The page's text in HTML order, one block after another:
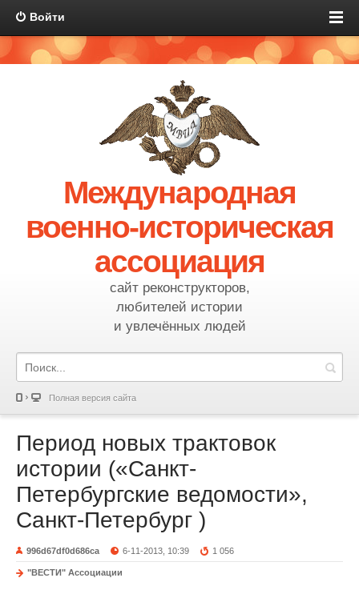
Войти
Международная
военно-историческая
ассоциация
сайт реконструкторов,
любителей истории
и увлечённых людей
Полная версия сайта
Период новых трактовок
истории («Санкт-
Петербургские ведомости»,
Санкт-Петербург )
996d67df0d686ca 6-11-2013, 10:39 1 056
"ВЕСТИ" Ассоциации